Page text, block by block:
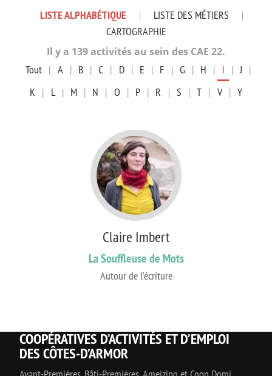
LISTE ALPHABÉTIQUE | LISTE DES MÉTIERS |
CARTOGRAPHIE
Il y a 139 activités au sein des CAE 22.
Tout | A | B | C | D | E | F | G | H | I | J |
K | L | M | N | O | P | R | S | T | V | Y
Claire Imbert
La Souffleuse de Mots
Autour de l’écriture
COOPÉRATIVES D’ACTIVITÉS ET D’EMPLOI
DES CÔTES-D’ARMOR